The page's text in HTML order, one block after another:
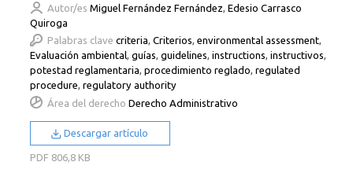
Autor/es Miguel Fernández Fernández,Edesio Carrasco
Quiroga
Palabras clave criteria,Criterios,environmental assessment,
Evaluación ambiental,guías,guidelines,instructions,instructivos,
potestad reglamentaria,procedimiento reglado,regulated
procedure,regulatory authority
Área del derecho Derecho Administrativo
Descargar artículo
PDF 806,8 KB